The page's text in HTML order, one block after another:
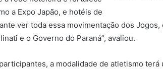
a Expo Japão, e hotéis de
ver toda essa movimentação dos
e o Governo do Paraná”, avaliou.
a modalidade de atletismo